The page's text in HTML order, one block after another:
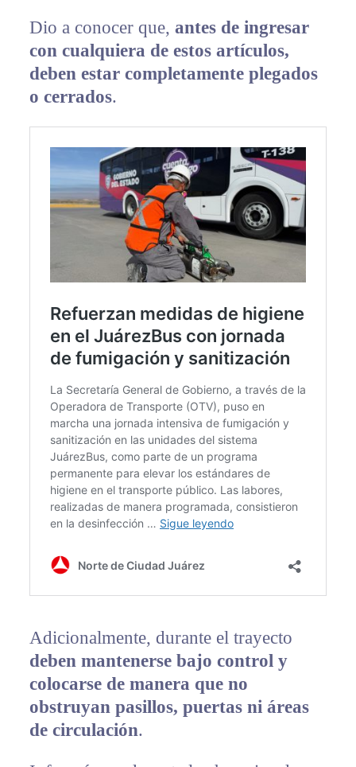
Dio a conocer que, antes de ingresar
con cualquiera de estos artículos,
deben estar completamente plegados
o cerrados.
Adicionalmente, durante el trayecto
deben mantenerse bajo control y
colocarse de manera que no
obstruyan pasillos, puertas ni áreas
de circulación.